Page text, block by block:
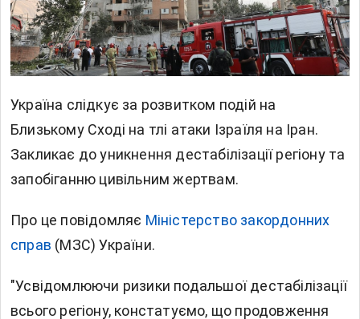
Україна слідкує за розвитком подій на
Близькому Сході на тлі атаки Ізраїля на Іран.
Закликає до уникнення дестабілізації регіону та
запобіганню цивільним жертвам.
Про це повідомляє Міністерство закордонних
справ (МЗС) України.
"Усвідомлюючи ризики подальшої дестабілізації
всього регіону, констатуємо, що продовження